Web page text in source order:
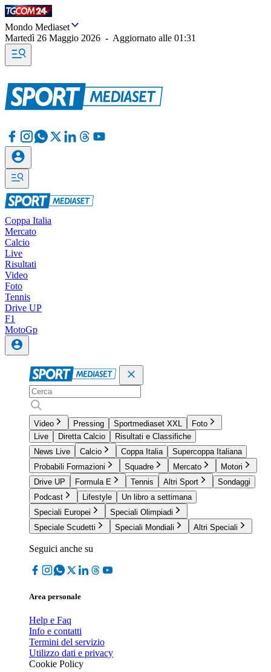
Mondo Mediaset
Martedì 26 Maggio 2026 - Aggiornato alle 01:31
Coppa Italia
Mercato
Calcio
Live
Risultati
Video
Foto
Tennis
Drive UP
F1
MotoGp
Video Pressing Sportmediaset XXL
Foto
Live
Diretta Calcio
Risultati e Classifiche
News Live
Calcio Coppa Italia
Supercoppa Italiana
Probabili Formazioni
Squadre Mercato
Motori
Drive UP
Formula E Tennis Altri Sport
Sondaggi
Podcast
Lifestyle
Un libro a settimana
Speciali Europei
Speciali Olimpiadi
Speciale Scudetti
Speciali Mondiali Altri Speciali
Seguici anche su
Area personale
Help e Faq
Info e contatti
Termini del servizio
Utilizzo dati e privacy
Cookie Policy